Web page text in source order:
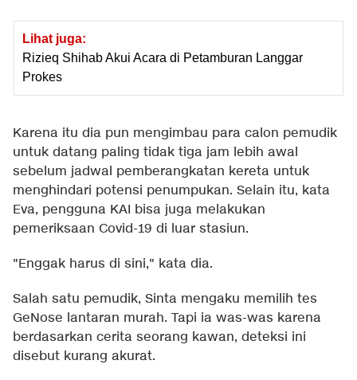
Lihat juga:
Rizieq Shihab Akui Acara di Petamburan Langgar
Prokes
Karena itu dia pun mengimbau para calon pemudik
untuk datang paling tidak tiga jam lebih awal
sebelum jadwal pemberangkatan kereta untuk
menghindari potensi penumpukan. Selain itu, kata
Eva, pengguna KAI bisa juga melakukan
pemeriksaan Covid-19 di luar stasiun.
"Enggak harus di sini," kata dia.
Salah satu pemudik, Sinta mengaku memilih tes
GeNose lantaran murah. Tapi ia was-was karena
berdasarkan cerita seorang kawan, deteksi ini
disebut kurang akurat.